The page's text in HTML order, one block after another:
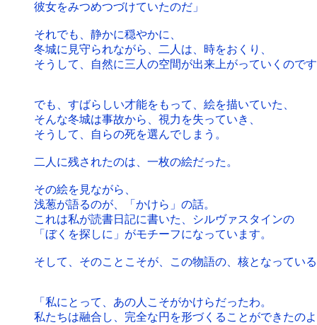
彼女をみつめつづけていたのだ」
それでも、静かに穏やかに、
冬城に見守られながら、二人は、時をおくり、
そうして、自然に三人の空間が出来上がっていくので
でも、すばらしい才能をもって、絵を描いていた、
そんな冬城は事故から、視力を失っていき、
そうして、自らの死を選んでしまう。
二人に残されたのは、一枚の絵だった。
その絵を見ながら、
浅葱が語るのが、「かけら」の話。
これは私が読書日記に書いた、シルヴァスタインの
「ぼくを探しに」がモチーフになっています。
そして、そのことこそが、この物語の、核となってい
「私にとって、あの人こそがかけらだったわ。
私たちは融合し、完全な円を形づくることができたの